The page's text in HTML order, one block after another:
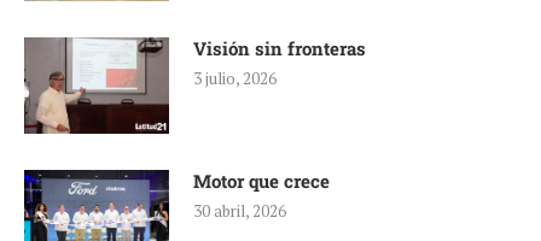
Visión sin fronteras
3 julio, 2026
Motor que crece
30 abril, 2026